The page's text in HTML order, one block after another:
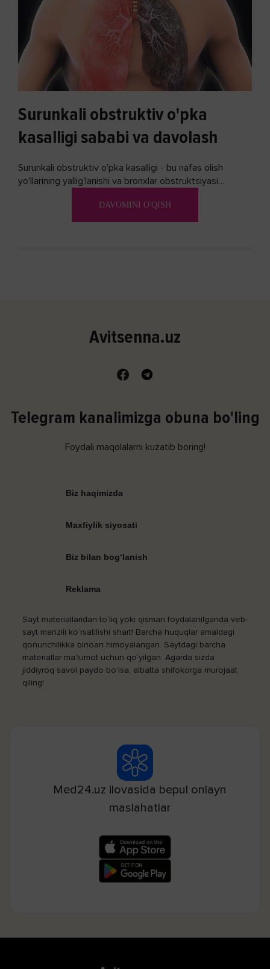
Surunkali obstruktiv o'pka
kasalligi sababi va davolash
Surunkali obstruktiv o'pka kasalligi - bu nafas olish
yo'llarining yallig'lanishi va bronxlar obstruktsiyasi
DAVOMINI O'QISH
Avitsenna.uz
Telegram kanalimizga obuna bo'ling
Foydali maqolalarni kuzatib boring!
Biz haqimizda
Maxfiylik siyosati
Biz bilan bog‘lanish
Reklama
Sayt materiallaridan to‘liq yoki qisman foydalanilganda veb-
sayt manzili ko‘rsatilishi shart! Barcha huquqlar amaldagi
qonunchilikka binoan himoyalangan. Saytdagi barcha
materiallar ma’lumot uchun qo‘yilgan. Agarda sizda
jiddiyroq savol paydo bo‘lsa, albatta shifokorga murojaat
qiling!
Med24.uz ilovasida bepul onlayn
maslahatlar